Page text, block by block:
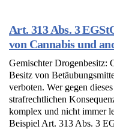
Art. 313 Abs. 3
von Cannabis und
Gemischter Drogenbesitz:
Besitz von
verboten. Wer gegen
strafrechtlichen
komplex und nicht immer
Beispiel Art. 313 Abs. 3